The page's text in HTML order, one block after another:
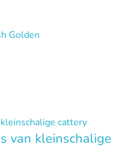
Golden
van kleinschalige